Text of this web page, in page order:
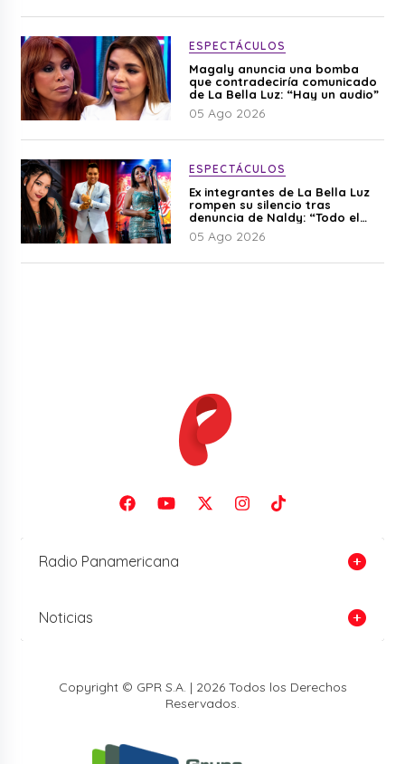
ESPECTÁCULOS
Magaly anuncia una bomba
que contradeciría comunicado
de La Bella Luz: “Hay un audio”
05 Ago 2026
ESPECTÁCULOS
Ex integrantes de La Bella Luz
rompen su silencio tras
denuncia de Naldy: “Todo el
mundo lo sabía”
05 Ago 2026
Radio Panamericana
Noticias
Copyright © GPR S.A. | 2026 Todos los Derechos
Reservados.